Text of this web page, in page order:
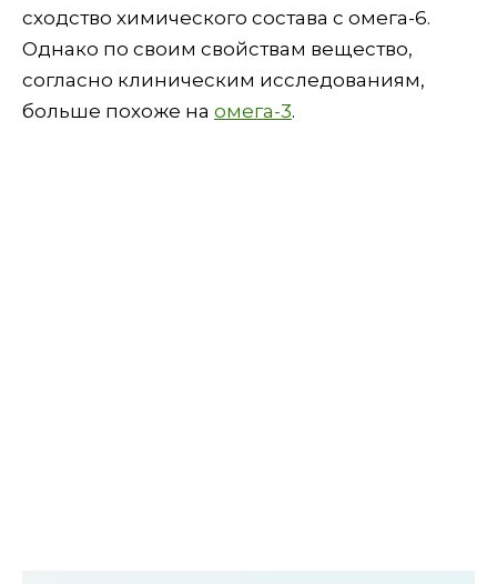
сходство химического состава с омега-6.
Однако по своим свойствам вещество,
согласно клиническим исследованиям,
больше похоже на омега-3.